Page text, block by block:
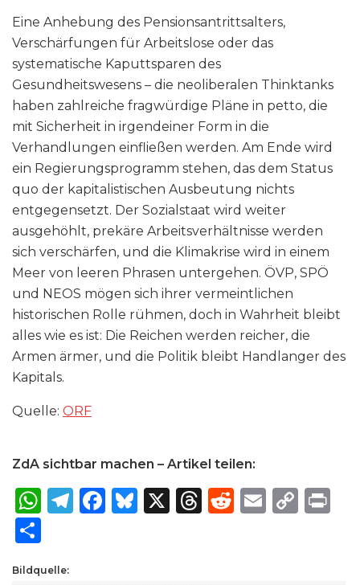
Eine Anhebung des Pensionsantrittsalters,
Verschärfungen für Arbeitslose oder das
systematische Kaputtsparen des
Gesundheitswesens – die neoliberalen Thinktanks
haben zahlreiche fragwürdige Pläne in petto, die
mit Sicherheit in irgendeiner Form in die
Verhandlungen einfließen werden. Am Ende wird
ein Regierungsprogramm stehen, das dem Status
quo der kapitalistischen Ausbeutung nichts
entgegensetzt. Der Sozialstaat wird weiter
ausgehöhlt, prekäre Arbeitsverhältnisse werden
sich verschärfen, und die Klimakrise wird in einem
Meer von leeren Phrasen untergehen. ÖVP, SPÖ
und NEOS mögen sich ihrer vermeintlichen
historischen Rolle rühmen, doch in Wahrheit bleibt
alles wie es ist: Die Reichen werden reicher, die
Armen ärmer, und die Politik bleibt Handlanger des
Kapitals.
Quelle: ORF
ZdA sichtbar machen – Artikel teilen:
W
ts
T
F
B X
T
R
E
C
Bildquelle: